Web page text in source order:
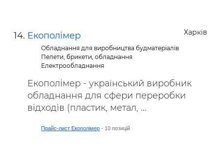
Харків
Екополімер
Обладнання для виробництва будматеріалів
Пелети, брикети, обладнання
Електрообладнання
Екополімер - український виробник
обладнання для сфери переробки
відходів (пластик, метал, ...
Прайс-лист Екополімер - 10 позицій